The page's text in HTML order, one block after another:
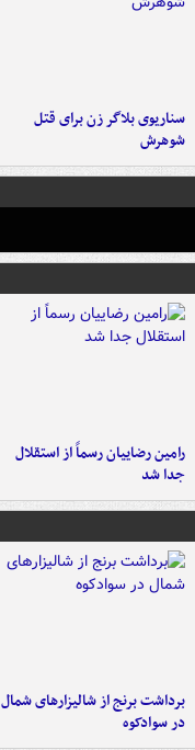
سناریوی بلاگر زن برای قتل
شوهرش
رامین رضاییان رسماً از استقلال
جدا شد
برداشت برنج از شالیزارهای شمال
در سوادکوه